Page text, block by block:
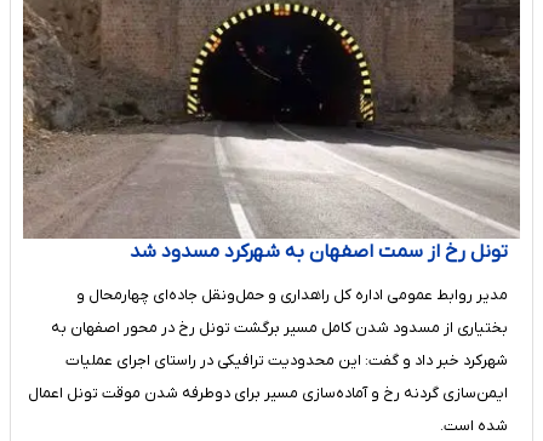
تونل رخ از سمت اصفهان به شهرکرد مسدود شد
مدیر روابط عمومی اداره کل راهداری و حمل‌ونقل جاده‌ای چهارمحال و
بختیاری از مسدود شدن کامل مسیر برگشت تونل رخ در محور اصفهان به
شهرکرد خبر داد و گفت: این محدودیت ترافیکی در راستای اجرای عملیات
ایمن‌سازی گردنه رخ و آماده‌سازی مسیر برای دوطرفه شدن موقت تونل اعمال
شده است.